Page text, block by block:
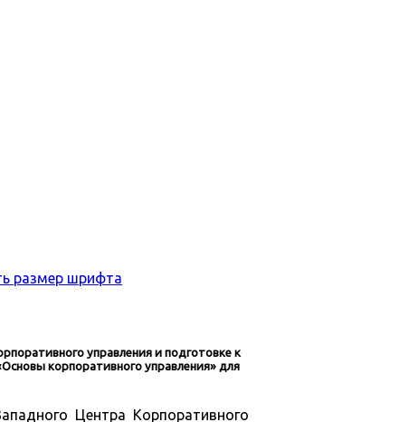
управления и подготовке к
корпоративного управления» для
Центра Корпоративного